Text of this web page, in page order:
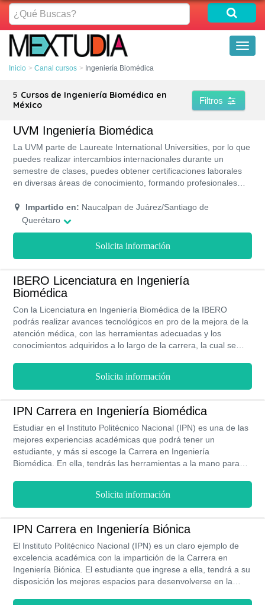
¿Qué
Buscas?
Inicio Canal cursos Ingeniería Biomédica
5 Cursos de Ingeniería Biomédica en
México
Filtros
UVM Ingeniería Biomédica
La UVM parte de Laureate International Universities, por lo que
puedes realizar intercambios internacionales durante un
semestre de clases, puedes obtener certificaciones laborales
en diversas áreas de conocimiento, formando profesionales
campo laboral de su competencia, los programas académicos
tiene validez oficial y reconocimiento de la más alta calidad
Impartido en: Naucalpan de Juárez/Santiago de
Querétaro
Solicita información
IBERO Licenciatura en Ingeniería
Biomédica
Con la Licenciatura en Ingeniería Biomédica de la IBERO
podrás realizar avances tecnológicos en pro de la mejora de la
atención médica, con las herramientas adecuadas y los
conocimientos adquiridos a lo largo de la carrera, la cual se
beneficios que la misma posee, convirtiéndote en líder de
vanguardia en lo que al campo tecnológico del sector salud y
Solicita información
IPN Carrera en Ingeniería Biomédica
Estudiar en el Instituto Politécnico Nacional (IPN) es una de las
mejores experiencias académicas que podrá tener un
estudiante, y más si escoge la Carrera en Ingeniería
Biomédica. En ella, tendrás las herramientas a la mano para
$11,350 MXN por la carrera completa. Su Plan de Estudio está
elaborado bajo los más adecuados estándares de calidad
académica para que los estudiantes profundicen en temas
complejos y obtengan lo necesario al momento de ejercer esta
profesión. Tiene una duración de 4 años y se imparte en la
modalidad presencial.
Solicita información
IPN Carrera en Ingeniería Biónica
El Instituto Politécnico Nacional (IPN) es un claro ejemplo de
excelencia académica con la impartición de la Carrera en
Ingeniería Biónica. El estudiante que ingrese a ella, tendrá a su
disposición los mejores espacios para desenvolverse en la